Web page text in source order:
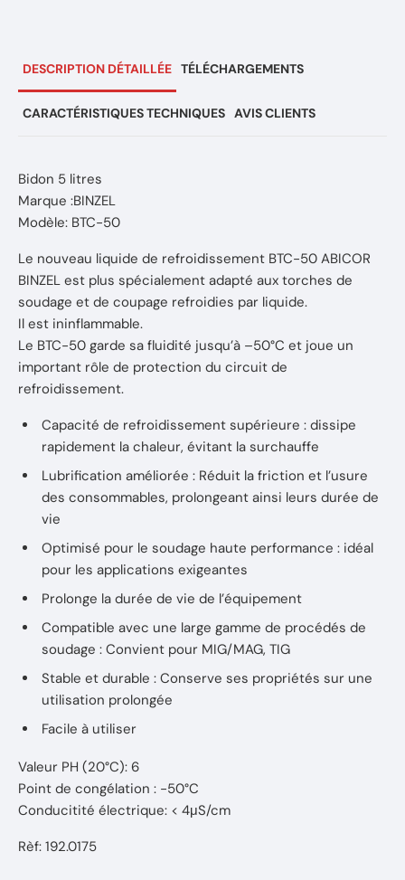
DESCRIPTION DÉTAILLÉE TÉLÉCHARGEMENTS
CARACTÉRISTIQUES TECHNIQUES AVIS CLIENTS
Bidon 5 litres
Marque :BINZEL
Modèle: BTC-50
Le nouveau liquide de refroidissement BTC-50 ABICOR
BINZEL est plus spécialement adapté aux torches de
soudage et de coupage refroidies par liquide.
Il est ininflammable.
Le BTC-50 garde sa fluidité jusqu’à –50°C et joue un
important rôle de protection du circuit de
refroidissement.
Capacité de refroidissement supérieure : dissipe
rapidement la chaleur, évitant la surchauffe
Lubrification améliorée : Réduit la friction et l’usure
des consommables, prolongeant ainsi leurs durée de
vie
Optimisé pour le soudage haute performance : idéal
pour les applications exigeantes
Prolonge la durée de vie de l’équipement
Compatible avec une large gamme de procédés de
soudage : Convient pour MIG/MAG, TIG
Stable et durable : Conserve ses propriétés sur une
utilisation prolongée
Facile à utiliser
Valeur PH (20°C): 6
Point de congélation : -50°C
Conducitité électrique: < 4μS/cm
Rèf: 192.0175